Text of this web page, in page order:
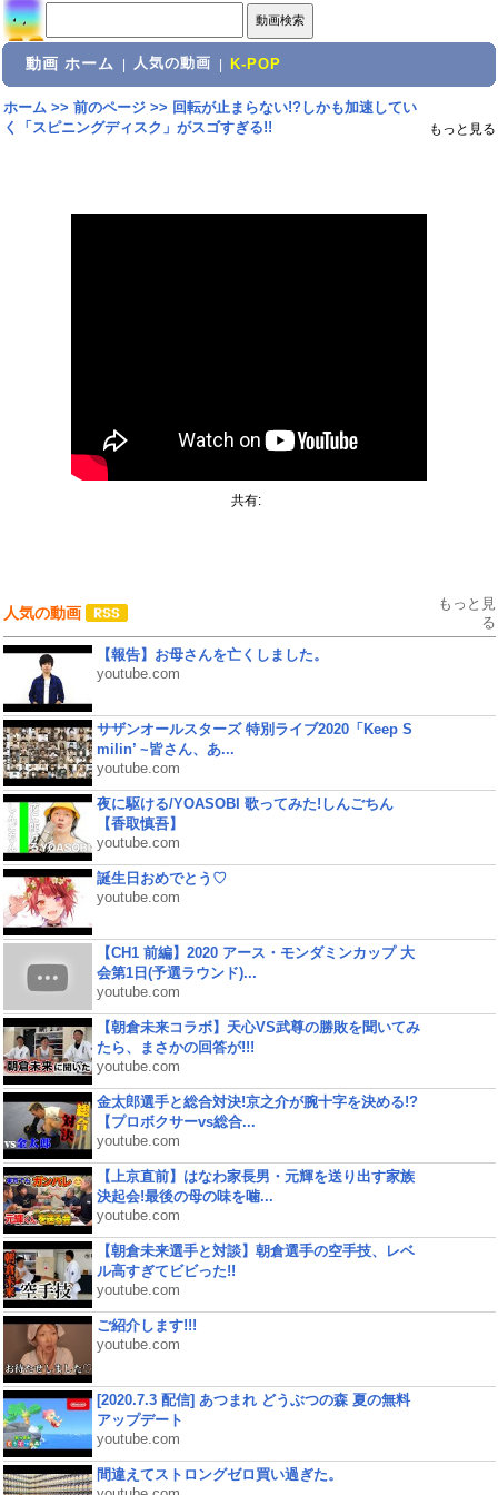
動画 ホーム 人気の動画 K-POP
ホーム>> 前のページ>> 回転が止まらない!?しかも加速してい
く「スピニングディスク」がスゴすぎる!!
もっと見る
共有:
人気の動画
もっと見
る
【報告】お母さんを亡くしました。
youtube.com
サザンオールスターズ 特別ライブ2020「Keep S
milin’ ~皆さん、あ...
youtube.com
夜に駆ける/YOASOBI 歌ってみた!しんごちん
【香取慎吾】
youtube.com
誕生日おめでとう♡
youtube.com
【CH1 前編】2020 アース・モンダミンカップ 大
会第1日(予選ラウンド)...
youtube.com
【朝倉未来コラボ】天心VS武尊の勝敗を聞いてみ
たら、まさかの回答が!!!
youtube.com
金太郎選手と総合対決!京之介が腕十字を決める!?
【プロボクサーvs総合...
youtube.com
【上京直前】はなわ家長男・元輝を送り出す家族
決起会!最後の母の味を噛...
youtube.com
【朝倉未来選手と対談】朝倉選手の空手技、レベ
ル高すぎてビビった!!
youtube.com
ご紹介します!!!
youtube.com
[2020.7.3 配信] あつまれ どうぶつの森 夏の無料
アップデート
youtube.com
間違えてストロングゼロ買い過ぎた。